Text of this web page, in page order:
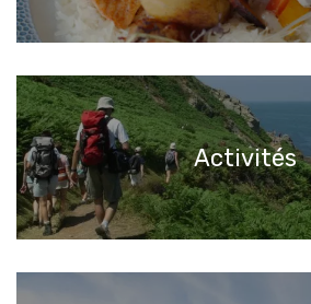
Activités